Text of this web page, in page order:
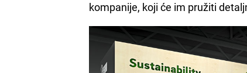
kompanije, koji će im pružiti